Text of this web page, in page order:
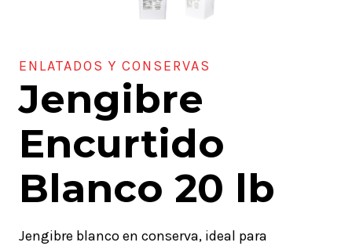
ENLATADOS Y CONSERVAS
Jengibre
Encurtido
Blanco 20 lb
Jengibre blanco en conserva, ideal para